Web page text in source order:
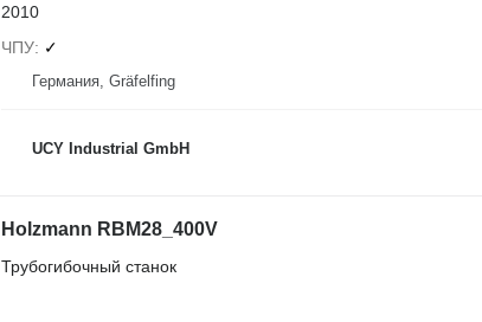
2010
ЧПУ
✓
Германия, Gräfelfing
UCY Industrial GmbH
Holzmann RBM28_400V
Трубогибочный станок